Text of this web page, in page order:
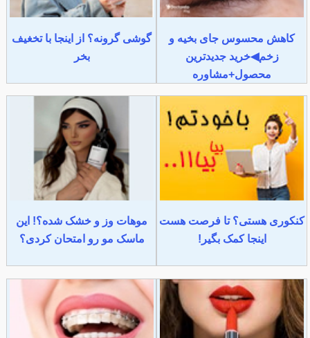
کاهش محسوس جای بخیه و
زخم◀خرید جدیدترین
محصول+مشاوره
گوشی گرونه؟ از اینجا با تخغیف
بخر
کنکوری هستی؟ تا فرصت هست
اینجا کمک بگیر!
موهات وز و خشک شده؟! این
ماسک مو رو امتحان کردی؟